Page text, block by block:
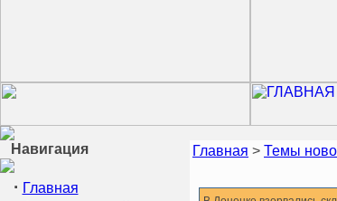
Навигация
· Главная
Главная > Темы